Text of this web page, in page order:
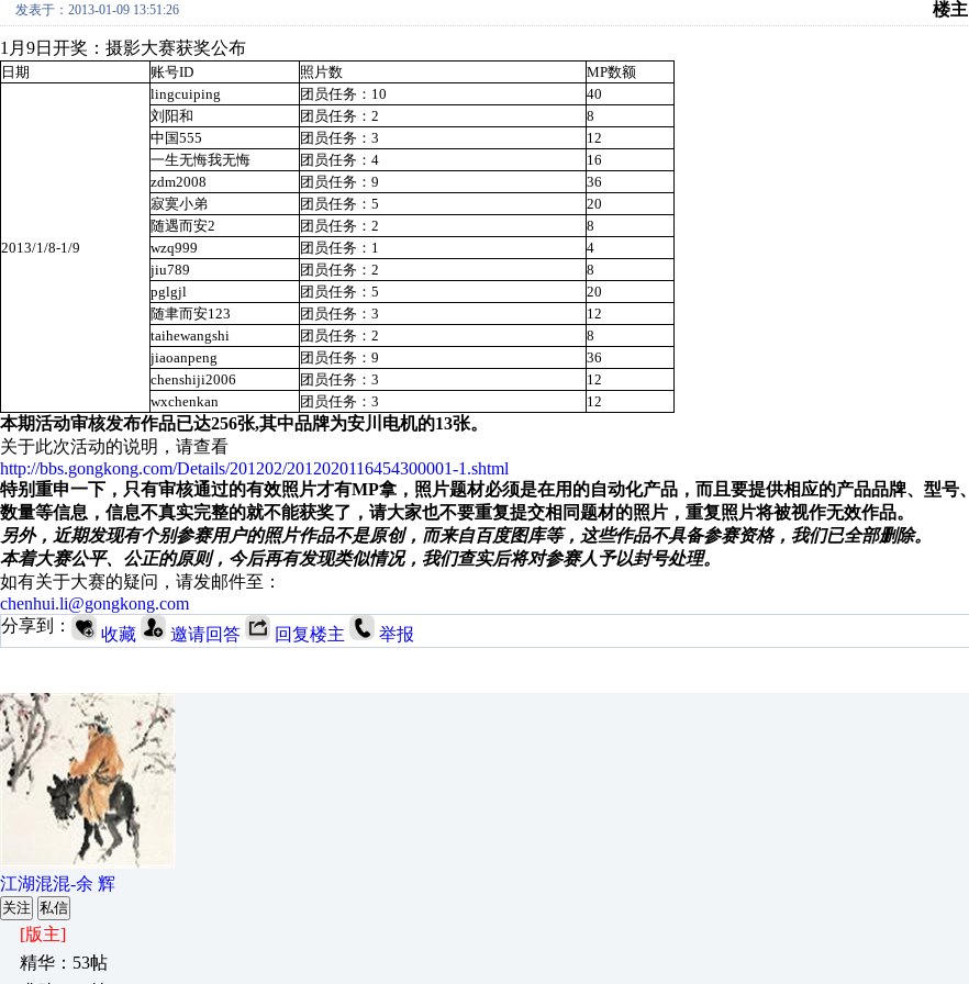
发表于：2013-01-09 13:51:26 楼主
1月9日开奖：摄影大赛获奖公布
日期 账号ID 照片数 MP数额
2013/1/8-1/9
lingcuiping 团员任务：10
40
刘阳和
团员任务：2
8
中国555
团员任务：3
12
一生无悔我无悔
团员任务：4
16
zdm2008
团员任务：9
36
寂寞小弟
团员任务：5
20
随遇而安2
团员任务：2
8
wzq999
团员任务：1
4
jiu789
团员任务：2
8
pglgjl
团员任务：5
20
随聿而安123
团员任务：3
12
taihewangshi
团员任务：2
8
jiaoanpeng
团员任务：9
36
chenshiji2006
团员任务：3
12
wxchenkan
团员任务：3 12
本期活动审核发布作品已达256张,其中品牌为安川电机的13张。
关于此次活动的说明，请查看
http://bbs.gongkong.com/Details/201202/2012020116454300001-1.shtml
特别重申一下，只有审核通过的有效照片才有MP拿，照片题材必须是在用的自动化产品，而且要提供相应的产品品牌、型号、
数量等信息，信息不真实完整的就不能获奖了，请大家也不要重复提交相同题材的照片，重复照片将被视作无效作品。
另外，近期发现有个别参赛用户的照片作品不是原创，而来自百度图库等，这些作品不具备参赛资格，我们已全部删除。
本着大赛公平、公正的原则，今后再有发现类似情况，我们查实后将对参赛人予以封号处理。
如有关于大赛的疑问，请发邮件至：
chenhui.li@gongkong.com
分享到：
收藏 邀请回答 回复楼主 举报
江湖混混-余 辉
关注 私信
[版主]
精华：53帖